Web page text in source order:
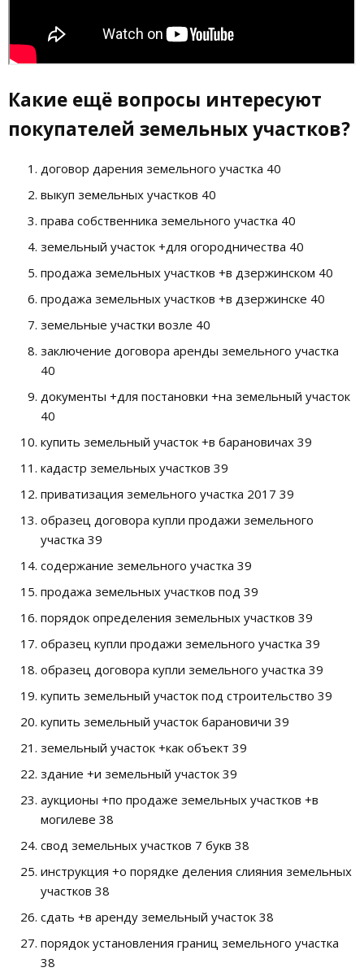
Какие ещё вопросы интересуют
покупателей земельных участков?
договор дарения земельного участка 40
выкуп земельных участков 40
права собственника земельного участка 40
земельный участок +для огородничества 40
продажа земельных участков +в дзержинском 40
продажа земельных участков +в дзержинске 40
земельные участки возле 40
заключение договора аренды земельного участка
40
документы +для постановки +на земельный участок
40
купить земельный участок +в барановичах 39
кадастр земельных участков 39
приватизация земельного участка 2017 39
образец договора купли продажи земельного
участка 39
содержание земельного участка 39
продажа земельных участков под 39
порядок определения земельных участков 39
образец купли продажи земельного участка 39
образец договора купли земельного участка 39
купить земельный участок под строительство 39
купить земельный участок барановичи 39
земельный участок +как объект 39
здание +и земельный участок 39
аукционы +по продаже земельных участков +в
могилеве 38
свод земельных участков 7 букв 38
инструкция +о порядке деления слияния земельных
участков 38
сдать +в аренду земельный участок 38
порядок установления границ земельного участка
38